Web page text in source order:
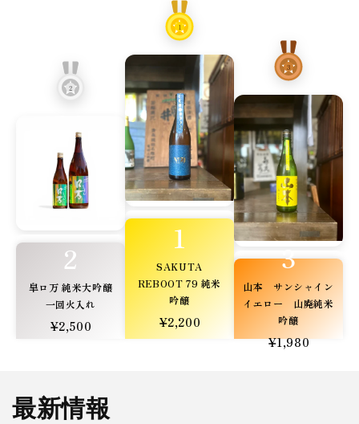
2
2
皐ロ万 純米大吟醸
一回火入れ
¥2,500
1
1
SAKUTA
REBOOT 79 純米
吟醸
¥2,200
3
3
山本 サンシャイン
イエロー 山廃純米
吟醸
¥1,980
最新情報